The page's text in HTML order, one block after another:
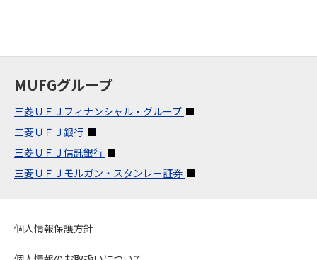
MUFGグループ
三菱ＵＦＪフィナンシャル・グループ
三菱ＵＦＪ銀行
三菱ＵＦＪ信託銀行
三菱ＵＦＪモルガン・スタンレー証券
個人情報保護方針